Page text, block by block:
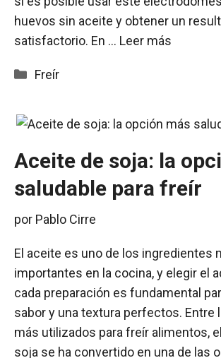
huevos sin aceite y obtener un
satisfactorio. En … Leer más
Categorías
Freír
Aceite de soja: la
saludable para freír
por Pablo Cirre
El aceite es uno de los ingredientes
importantes en la cocina, y elegir el
cada preparación es fundamental
sabor y una textura perfectos. Entre
más utilizados para freír alimentos,
soja se ha convertido en una de las